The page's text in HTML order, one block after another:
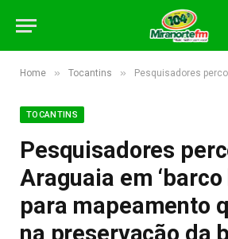
Home » Tocantins » Pesquisadores percorrem Rio Araguaia em ‘barco
TOCANTINS
Pesquisadores
Araguaia em ‘barco
para mapeamento
na preservação da